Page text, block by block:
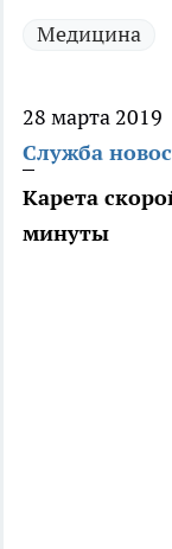
Медицина
28 марта 2019
Служба
Карета
минуты